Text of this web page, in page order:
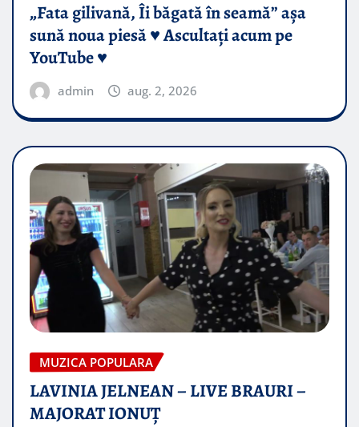
„Fata gilivană, Îi băgată în seamă” așa
sună noua piesă ♥️ Ascultați acum pe
YouTube ♥️
admin aug. 2, 2026
MUZICA POPULARA
LAVINIA JELNEAN – LIVE BRAURI –
MAJORAT IONUŢ